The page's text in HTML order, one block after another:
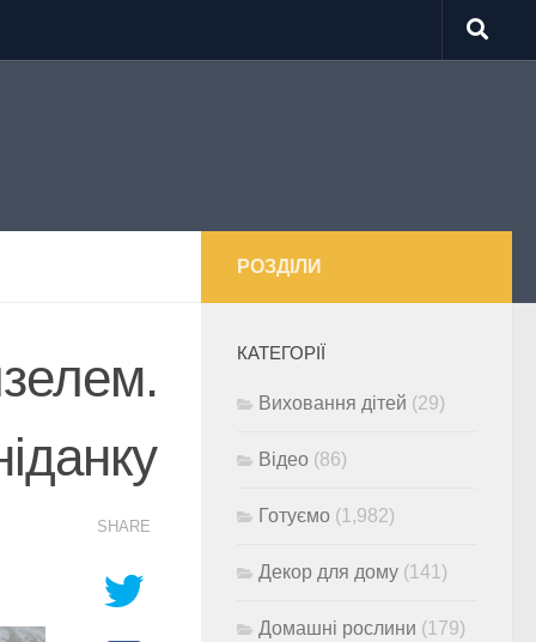
SHARE
РОЗДІЛИ
КАТЕГОРІЇ
Виховання дітей (29)
Відео (86)
Готуємо (1,982)
Декор для дому (141)
Домашні рослини (179)